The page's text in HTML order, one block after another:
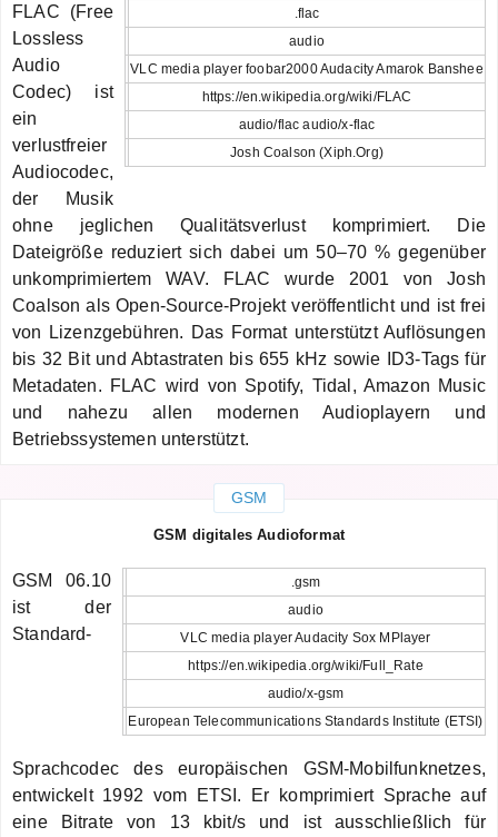
.flac
audio
VLC media player foobar2000 Audacity Amarok Banshee
https://en.wikipedia.org/wiki/FLAC
audio/flac audio/x-flac
Josh Coalson (Xiph.Org)
FLAC (Free
Lossless
Audio
Codec) ist
ein
verlustfreier
Audiocodec,
der Musik
ohne jeglichen Qualitätsverlust komprimiert. Die
Dateigröße reduziert sich dabei um 50–70 % gegenüber
unkomprimiertem WAV. FLAC wurde 2001 von Josh
Coalson als Open-Source-Projekt veröffentlicht und ist frei
von Lizenzgebühren. Das Format unterstützt Auflösungen
bis 32 Bit und Abtastraten bis 655 kHz sowie ID3-Tags für
Metadaten. FLAC wird von Spotify, Tidal, Amazon Music
und nahezu allen modernen Audioplayern und
Betriebssystemen unterstützt.
GSM
GSM digitales Audioformat
.gsm
audio
VLC media player Audacity Sox MPlayer
https://en.wikipedia.org/wiki/Full_Rate
audio/x-gsm
European Telecommunications Standards Institute (ETSI)
GSM 06.10
ist der
Standard-
Sprachcodec des europäischen GSM-Mobilfunknetzes,
entwickelt 1992 vom ETSI. Er komprimiert Sprache auf
eine Bitrate von 13 kbit/s und ist ausschließlich für